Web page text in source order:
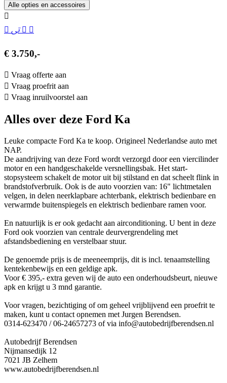
Alle opties en accessoires
€ 3.750,-
Vraag offerte aan
Vraag proefrit aan
Vraag inruilvoorstel aan
Alles over deze Ford Ka
Leuke compacte Ford Ka te koop. Origineel Nederlandse auto met
NAP.
De aandrijving van deze Ford wordt verzorgd door een viercilinder
motor en een handgeschakelde versnellingsbak. Het start-
stopsysteem schakelt de motor uit bij stilstand en dat scheelt flink in
brandstofverbruik. Ook is de auto voorzien van: 16" lichtmetalen
velgen, in delen neerklapbare achterbank, elektrisch bedienbare en
verwarmde buitenspiegels en elektrisch bedienbare ramen voor.
En natuurlijk is er ook gedacht aan airconditioning. U bent in deze
Ford ook voorzien van centrale deurvergrendeling met
afstandsbediening en verstelbaar stuur.
De genoemde prijs is de meeneemprijs, dit is incl. tenaamstelling
kentekenbewijs en een geldige apk.
Voor € 395,- extra geven wij de auto een onderhoudsbeurt, nieuwe
apk en krijgt u 3 mnd garantie.
Voor vragen, bezichtiging of om geheel vrijblijvend een proefrit te
maken, kunt u contact opnemen met Jurgen Berendsen.
0314-623470 / 06-24657273 of via info@autobedrijfberendsen.nl
Autobedrijf Berendsen
Nijmansedijk 12
7021 JB Zelhem
www.autobedrijfberendsen.nl